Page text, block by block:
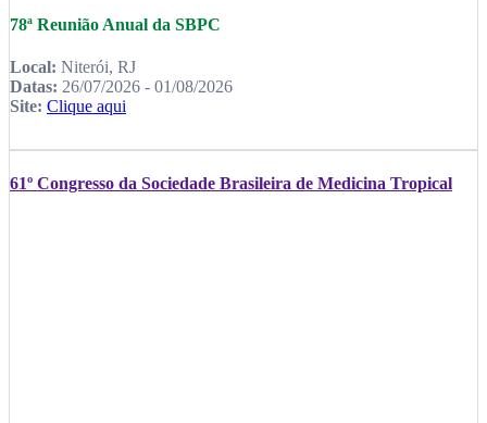
78ª Reunião Anual da SBPC
Local: Niterói, RJ
Datas: 26/07/2026 - 01/08/2026
Site: Clique aqui
61º Congresso da Sociedade Brasileira de Medicina Tropical